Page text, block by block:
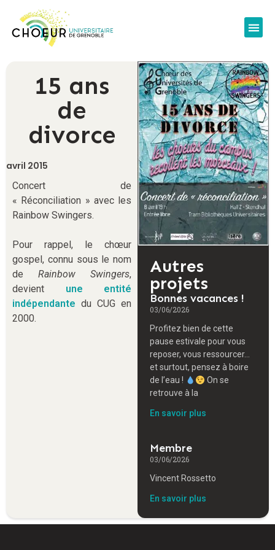
15 ans
de
divorce
avril 2015
Concert de
« Réconciliation » avec les
Rainbow Swingers.
Pour rappel, le chœur
gospel, connu sous le nom
de Rainbow Swingers,
devient une entité
indépendante du CUG en
2000.
Autres
projets
Bonnes vacances !
03/06/2026
Profitez bien de cette
pause estivale pour vous
reposer, vous ressourcer…
et surtout, pensez à boire
de l’eau !
On se
retrouve à la
En savoir plus
Membre
03/06/2026
Vincent Rossetto
En savoir plus